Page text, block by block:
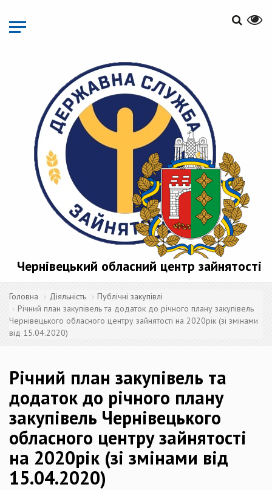
основного
матеріалу
Чернівецький обласний центр зайнятості
Головна Діяльність
Публічні закупівлі
Річний план закупівель та додаток до річного плану закупівель
Чернівецького обласного центру зайнятості на 2020рік (зі змінами
від 15.04.2020)
Річний план закупівель та
додаток до річного плану
закупівель Чернівецького
обласного центру зайнятості
на 2020рік (зі змінами від
15.04.2020)